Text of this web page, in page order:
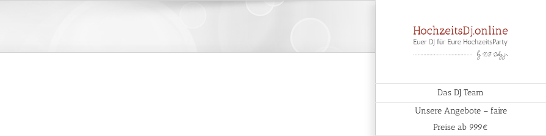
Das DJ Team
Unsere Angebote – faire
Preise ab 999€